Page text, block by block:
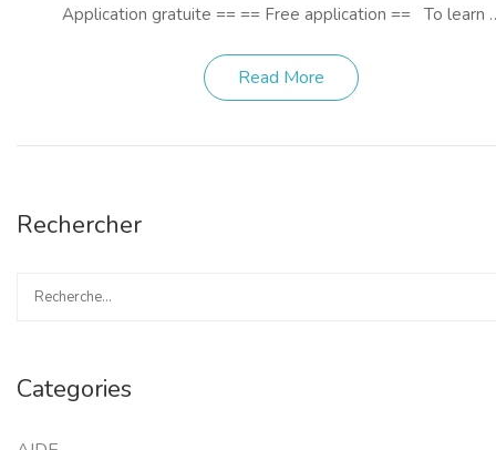
Application gratuite == == Free application == To learn
Read More
Rechercher
Categories